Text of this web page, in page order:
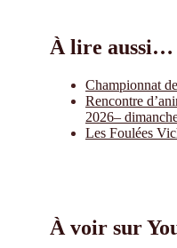
À lire aussi…
Championnat
Rencontre
2026–
Les Foulées
À voir sur